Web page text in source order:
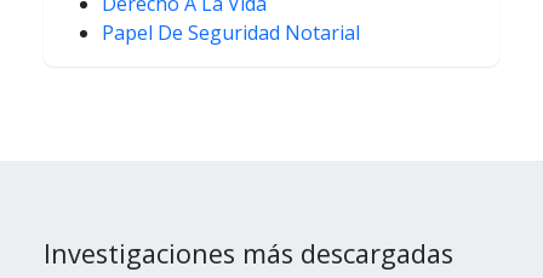
Papel De Seguridad Notarial
Investigaciones más descargadas